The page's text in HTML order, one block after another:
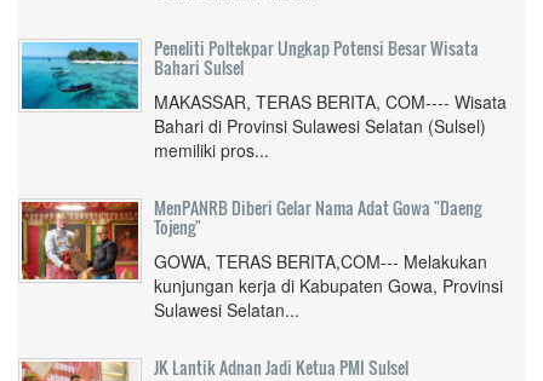
Peneliti Poltekpar Ungkap Potensi Besar Wisata
Bahari Sulsel
MAKASSAR, TERAS BERITA, COM---- Wisata
Bahari di Provinsi Sulawesi Selatan (Sulsel)
memiliki pros...
MenPANRB Diberi Gelar Nama Adat Gowa "Daeng
Tojeng"
GOWA, TERAS BERITA,COM--- Melakukan
kunjungan kerja di Kabupaten Gowa, Provinsi
Sulawesi Selatan...
JK Lantik Adnan Jadi Ketua PMI Sulsel